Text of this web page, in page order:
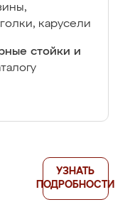
карусели
стойки и
УЗНАТЬ
ПОДРОБНОСТИ